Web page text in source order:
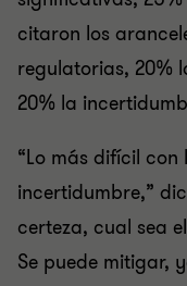
citaron los
regulatorias, 20%
20% la
“Lo más difícil
incertidumbre,”
certeza, cual sea
Se puede mitigar,